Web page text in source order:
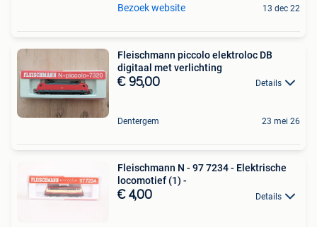
Bezoek website 13 dec 22
Fleischmann piccolo elektroloc DB
digitaal met verlichting
€ 95,00 Details
Dentergem 23 mei 26
Fleischmann N - 97 7234 - Elektrische
locomotief (1) -
€ 4,00 Details